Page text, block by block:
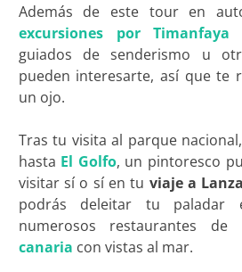
Además de este tour en
excursiones por Timanfaya
guiados de senderismo u
pueden interesarte, así que te
un ojo.
Tras tu visita al parque
hasta El Golfo, un pintoresco
visitar sí o sí en tu viaje a
podrás deleitar tu paladar
numerosos restaurantes de
canaria con vistas al mar.